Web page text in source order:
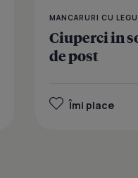
MANCARURI CU
Ciuperci in
de post
Îmi place